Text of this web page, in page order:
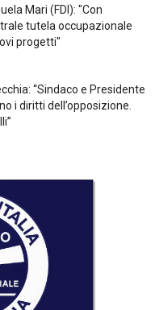
Mari (FDI): "Con
tutela occupazionale
progetti"
“Sindaco e Presidente
i diritti dell’opposizione.